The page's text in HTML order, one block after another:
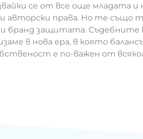
се от все още младата и
авторски права. Но те също
бранд защитата. Съдебните
в нова ера, в която
е по-важен от